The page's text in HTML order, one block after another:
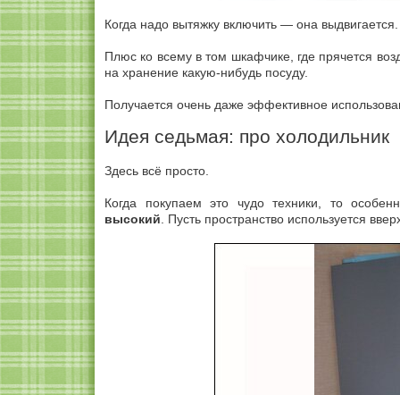
Когда надо вытяжку включить — она выдвигается.
Плюс ко всему в том шкафчике, где прячется
на хранение какую-нибудь посуду.
Получается очень даже эффективное
Идея седьмая: про холодильник
Здесь всё просто.
Когда покупаем это чудо техники, то
высокий . Пусть пространство используется